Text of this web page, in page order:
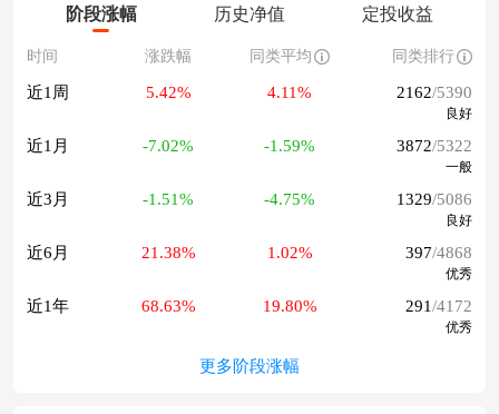
阶段涨幅 历史净值 定投收益
时间 涨跌幅 同类平均 同类排行
近1周 5.42% 4.11% 2162/5390
良好
近1月 -7.02% -1.59% 3872/5322
一般
近3月 -1.51% -4.75% 1329/5086
良好
近6月 21.38% 1.02% 397/4868
优秀
近1年 68.63% 19.80% 291/4172
优秀
更多阶段涨幅